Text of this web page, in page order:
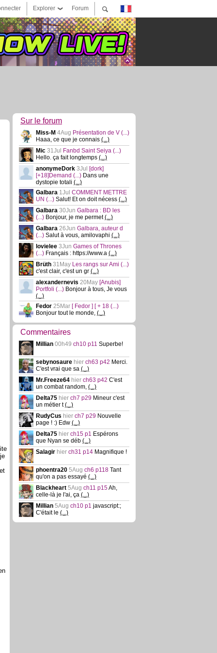
Forum
Explorer
Sur le forum
Miss-M 4Aug Présentation de V (...)
Haaa, ce que je connais (...)
Mic 31Jul Fanbd Saint Seiya (...)
Hello. ça fait longtemps (...)
anonymeDork 3Jul
[dork]
[+18]Demand (...) Dans une
dystopie totali (...)
Galbara 1Jul COMMENT METTRE
UN (...) Salut! Et on doit nécess (...)
Galbara 30Jun Galbara : BD les
(...) Bonjour, je me permet(...)
Galbara 26Jun Galbara, auteur d
(...) Salut à vous, amilovaphi (...)
lovielee 3Jun Games of Thrones
(...) Français : https://www.a (...)
Brüth 31May Les rangs sur Ami (...)
c'est clair, c'est un gr (...)
alexandernevis 20May [Anubis]
Portfoli (...) Bonjour à tous, Je vous
(...)
Fedor 25Mar [ Fedor ] [ + 18 (...)
Bonjour tout le monde, (...)
Commentaires
Millian 00h49 ch10 p11 Superbe!
sebynosaure hier ch63 p42 Merci.
C'est vrai que sa (...)
Mr.Freeze64 hier ch63 p42 C'est
un combat random, (...)
Delta75 hier ch7 p29 Mineur c'est
un métier t(...)
RudyCus hier ch7 p29 Nouvelle
page ! :) Edw (...)
Delta75 hier ch15 p1 Espérons
que Nyan se déb (...)
Salagir hier ch31 p14 Magnifique !
phoentra20 5Aug ch6 p118 Tant
qu'on a pas essayé (...)
Blackheart 5Aug ch11 p15Ah,
celle-là je l'ai, ça (...)
Millian 5Aug ch10 p1 javascript:;
C'était le (...)